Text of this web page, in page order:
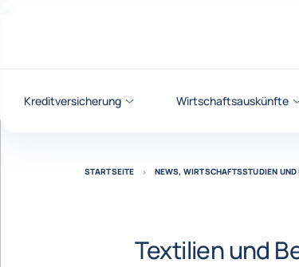
Kreditversicherung Wirtschaftsauskünfte
STARTSEITE NEWS, WIRTSCHAFTSSTUDIEN
Textilien und